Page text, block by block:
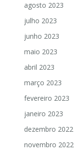
agosto 2023
julho 2023
junho 2023
maio 2023
abril 2023
março 2023
fevereiro 2023
janeiro 2023
dezembro 2022
novembro 2022